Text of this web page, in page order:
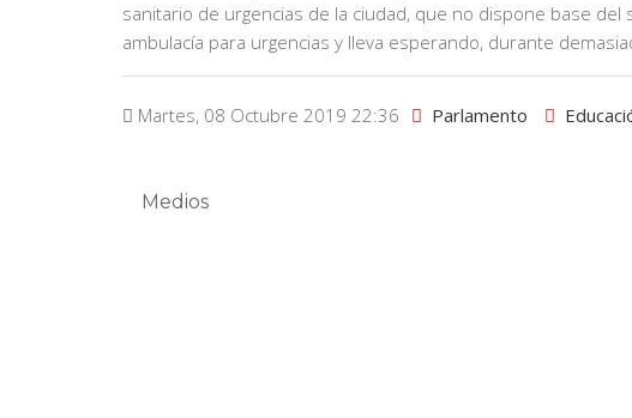
sanitario de urgencias de la ciudad, que no dispone base
ambulacía para urgencias y lleva esperando, durante
Martes, 08 Octubre 2019 22:36 Parlamento
Medios